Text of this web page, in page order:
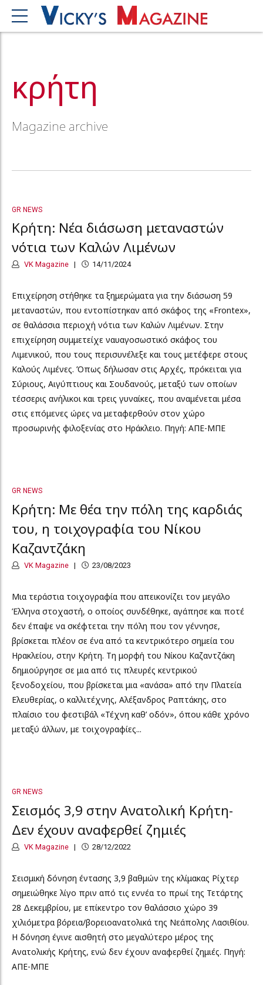
κρήτη
Magazine archive
GR NEWS
Κρήτη: Νέα διάσωση μεταναστών
νότια των Καλών Λιμένων
VK Magazine 14/11/2024
Επιχείρηση στήθηκε τα ξημερώματα για την διάσωση 59
μεταναστών, που εντοπίστηκαν από σκάφος της «Frontex»,
σε θαλάσσια περιοχή νότια των Καλών Λιμένων. Στην
επιχείρηση συμμετείχε ναυαγοσωστικό σκάφος του
Λιμενικού, που τους περισυνέλεξε και τους μετέφερε στους
Καλούς Λιμένες. Όπως δήλωσαν στις Aρχές, πρόκειται για
Σύριους, Αιγύπτιους και Σουδανούς, μεταξύ των οποίων
τέσσερις ανήλικοι και τρεις γυναίκες, που αναμένεται μέσα
στις επόμενες ώρες να μεταφερθούν στον χώρο
προσωρινής φιλοξενίας στο Ηράκλειο. Πηγή: ΑΠΕ-ΜΠΕ
GR NEWS
Κρήτη: Με θέα την πόλη της καρδιάς
του, η τοιχογραφία του Νίκου
Καζαντζάκη
VK Magazine 23/08/2023
Μια τεράστια τοιχογραφία που απεικονίζει τον μεγάλο
Έλληνα στοχαστή, ο οποίος συνδέθηκε, αγάπησε και ποτέ
δεν έπαψε να σκέφτεται την πόλη που τον γέννησε,
βρίσκεται πλέον σε ένα από τα κεντρικότερο σημεία του
Ηρακλείου, στην Κρήτη. Τη μορφή του Νίκου Καζαντζάκη
δημιούργησε σε μια από τις πλευρές κεντρικού
ξενοδοχείου, που βρίσκεται μια «ανάσα» από την Πλατεία
Ελευθερίας, ο καλλιτέχνης, Αλέξανδρος Ραπτάκης, στο
πλαίσιο του φεστιβάλ «Τέχνη καθ’ οδόν», όπου κάθε χρόνο
μεταξύ άλλων, με τοιχογραφίες...
GR NEWS
Σεισμός 3,9 στην Ανατολική Κρήτη-
Δεν έχουν αναφερθεί ζημιές
VK Magazine 28/12/2022
Σεισμική δόνηση έντασης 3,9 βαθμών της κλίμακας Ρίχτερ
σημειώθηκε λίγο πριν από τις εννέα το πρωί της Τετάρτης
28 Δεκεμβρίου, με επίκεντρο τον θαλάσσιο χώρο 39
χιλιόμετρα βόρεια/βορειοανατολικά της Νεάπολης Λασιθίου.
Η δόνηση έγινε αισθητή στο μεγαλύτερο μέρος της
Ανατολικής Κρήτης, ενώ δεν έχουν αναφερθεί ζημιές. Πηγή:
ΑΠΕ-ΜΠΕ